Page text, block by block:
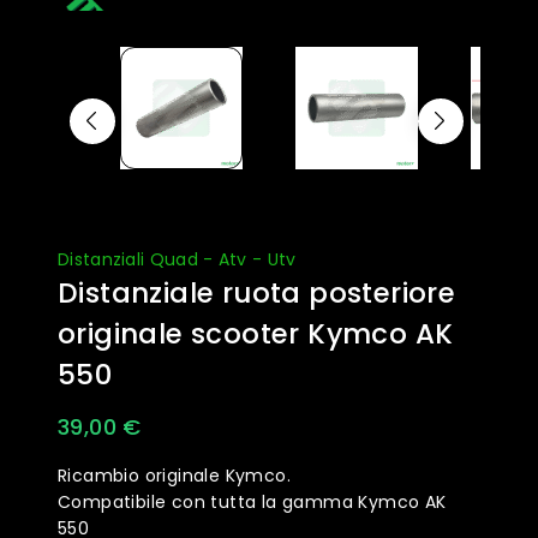
Distanziali Quad - Atv - Utv
Distanziale ruota posteriore
originale scooter Kymco AK
550
39,00 €
Ricambio originale Kymco.
Compatibile con tutta la gamma Kymco AK
550